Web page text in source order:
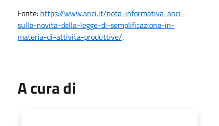
Fonte: https://www.anci.it/nota-informativa-anci-
sulle-novita-della-legge-di-semplificazione-in-
materia-di-attivita-produttive/.
A cura di